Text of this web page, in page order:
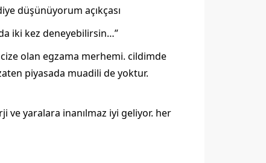
düşünüyorum açıkçası
iki kez deneyebilirsin…”
olan egzama merhemi. cildimde
piyasada muadili de yoktur.
ve yaralara inanılmaz iyi geliyor. her